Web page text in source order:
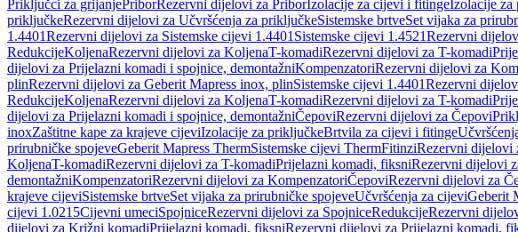
Priključci za grijanjePriborRezervni dijelovi za PriborIzolacije za cijevi i fitingeIzolacije za
priključkeRezervni dijelovi za Učvršćenja za priključkeSistemske brtveSet vijaka za
1.4401Rezervni dijelovi za Sistemske cijevi 1.4401 Sistemske cijevi 1.4521Rezervni
RedukcijeKoljenaRezervni dijelovi za KoljenaT-komadiRezervni dijelovi za T-komadi
dijelovi za Prijelazni komadi i spojnice, demontažniKompenzatoriRezervni dijelovi za
plinRezervni dijelovi za Geberit Mapress inox, plinSistemske cijevi 1.4401Rezervni
RedukcijeKoljenaRezervni dijelovi za KoljenaT-komadiRezervni dijelovi za T-komadi
dijelovi za Prijelazni komadi i spojnice, demontažniČepoviRezervni dijelovi za Čepovi
inoxZaštitne kape za krajeve cijeviIzolacije za priključkeBrtvila za cijevi i fitinge
prirubničke spojeveGeberit Mapress ThermSistemske cijevi ThermFitinziRezervni dijelovi
KoljenaT-komadiRezervni dijelovi za T-komadiPrijelazni komadi, fiksniRezervni dijelovi
demontažniKompenzatoriRezervni dijelovi za KompenzatoriČepoviRezervni dijelovi za
krajeve cijeviSistemske brtveSet vijaka za prirubničke spojeveUčvršćenja za cijeviGeberit
cijevi 1.0215Cijevni umeciSpojniceRezervni dijelovi za SpojniceRedukcijeRezervni
dijelovi za Križni komadiPrijelazni komadi, fiksniRezervni dijelovi za Prijelazni komadi,